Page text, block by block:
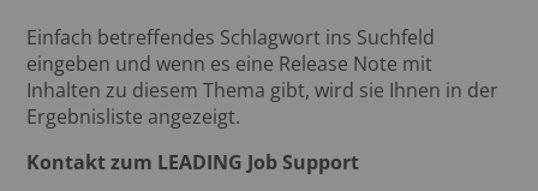
Einfach betreffendes Schlagwort ins Suchfeld
eingeben und wenn es eine Release Note mit
Inhalten zu diesem Thema gibt, wird sie Ihnen in der
Ergebnisliste angezeigt.
Kontakt zum LEADING Job Support